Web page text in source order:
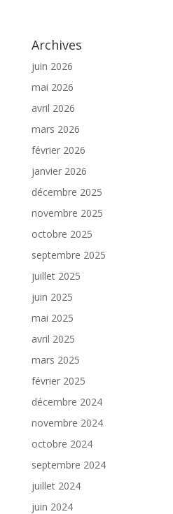
Archives
juin 2026
mai 2026
avril 2026
mars 2026
février 2026
janvier 2026
décembre 2025
novembre 2025
octobre 2025
septembre 2025
juillet 2025
juin 2025
mai 2025
avril 2025
mars 2025
février 2025
décembre 2024
novembre 2024
octobre 2024
septembre 2024
juillet 2024
juin 2024